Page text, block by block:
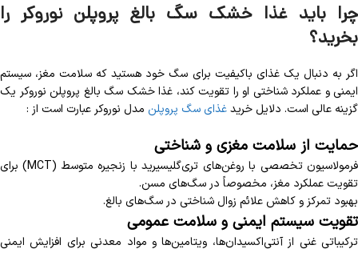
چرا باید غذا خشک سگ بالغ پروپلن نوروکر را
بخرید؟
اگر به دنبال یک غذای باکیفیت برای سگ خود هستید که سلامت مغز، سیستم
ایمنی و عملکرد شناختی او را تقویت کند، غذا خشک سگ بالغ پروپلن نوروکر یک
گزینه عالی است. دلایل خریدغذای سگ پروپلن مدل نوروکر عبارت است از :
حمایت از سلامت مغزی و شناختی
فرمولاسیون تخصصی با روغن‌های تری‌گلیسیرید با زنجیره متوسط (MCT) برای
تقویت عملکرد مغز، مخصوصاً در سگ‌های مسن.
بهبود تمرکز و کاهش علائم زوال شناختی در سگ‌های بالغ.
تقویت سیستم ایمنی و سلامت عمومی
ترکیباتی غنی از آنتی‌اکسیدان‌ها، ویتامین‌ها و مواد معدنی برای افزایش ایمنی